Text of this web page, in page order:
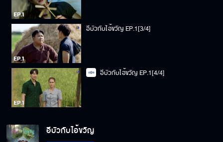
อีบัวกับไอ้ขวัญ EP.1[3/4]
อีบัวกับไอ้ขวัญ EP.1[4/4]
อีบัวกับไอ้ขวัญ